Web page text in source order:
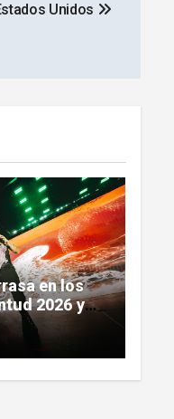
Unidos
en los
2026 y
cantar en